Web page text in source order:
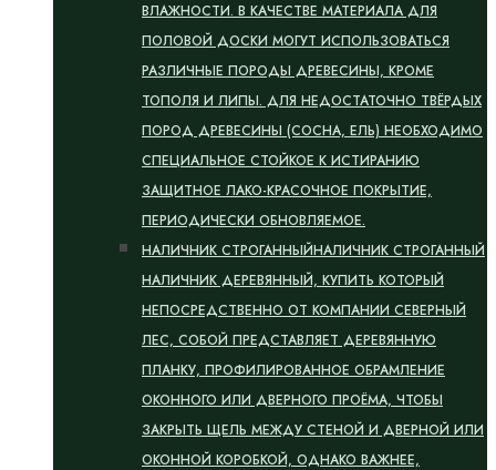
ВЛАЖНОСТИ. В КАЧЕСТВЕ МАТЕРИАЛА ДЛЯ
ПОЛОВОЙ ДОСКИ МОГУТ ИСПОЛЬЗОВАТЬСЯ
РАЗЛИЧНЫЕ ПОРОДЫ ДРЕВЕСИНЫ, КРОМЕ
ТОПОЛЯ И ЛИПЫ. ДЛЯ НЕДОСТАТОЧНО ТВЁРДЫХ
ПОРОД ДРЕВЕСИНЫ (СОСНА, ЕЛЬ) НЕОБХОДИМО
СПЕЦИАЛЬНОЕ СТОЙКОЕ К ИСТИРАНИЮ
ЗАЩИТНОЕ ЛАКО-КРАСОЧНОЕ ПОКРЫТИЕ,
ПЕРИОДИЧЕСКИ ОБНОВЛЯЕМОЕ.
НАЛИЧНИК СТРОГАННЫЙНАЛИЧНИК СТРОГАННЫЙ
НАЛИЧНИК ДЕРЕВЯННЫЙ, КУПИТЬ КОТОРЫЙ
НЕПОСРЕДСТВЕННО ОТ КОМПАНИИ СЕВЕРНЫЙ
ЛЕС, СОБОЙ ПРЕДСТАВЛЯЕТ ДЕРЕВЯННУЮ
ПЛАНКУ, ПРОФИЛИРОВАННОЕ ОБРАМЛЕНИЕ
ОКОННОГО ИЛИ ДВЕРНОГО ПРОЁМА, ЧТОБЫ
ЗАКРЫТЬ ЩЕЛЬ МЕЖДУ СТЕНОЙ И ДВЕРНОЙ ИЛИ
ОКОННОЙ КОРОБКОЙ, ОДНАКО ВАЖНЕЕ,